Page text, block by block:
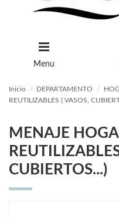
Menu
Inicio DEPARTAMENTO
REUTILIZABLES ( VASOS,
MENAJE
CUBIERTOS...)